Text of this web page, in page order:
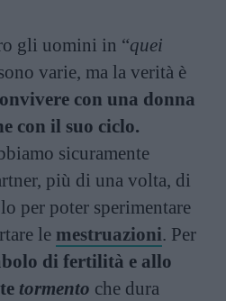
gli uomini in “quei
varie, ma la verità è
con una donna
con il suo ciclo.
sicuramente
più di una volta, di
per poter sperimentare
le mestruazioni. Per
di fertilità e allo
tormento che dura